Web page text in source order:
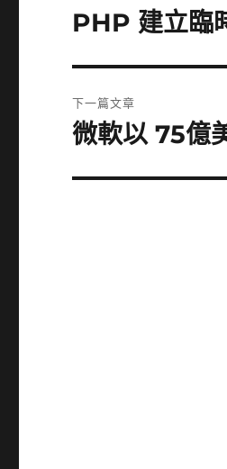
章
上
篇
文
章:
PHP 建立臨
下一篇文章
下
篇
微軟以 75億